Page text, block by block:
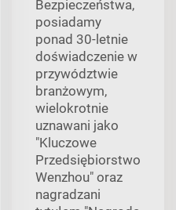
Bezpieczeństwa,
posiadamy
ponad 30-letnie
doświadczenie w
przywództwie
branżowym,
wielokrotnie
uznawani jako
"Kluczowe
Przedsiębiorstwo
Wenzhou" oraz
nagradzani